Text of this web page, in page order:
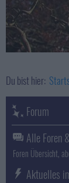
Du bist hier:
Forum
Alle Foren
Foren Übersicht,
Aktuelles